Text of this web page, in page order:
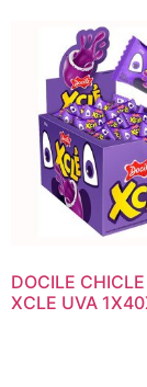
DOCILE
XCLE UVA